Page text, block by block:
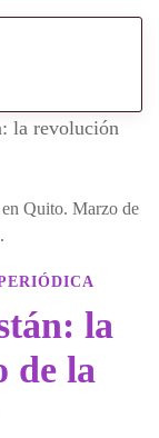
la revolución
la
de la